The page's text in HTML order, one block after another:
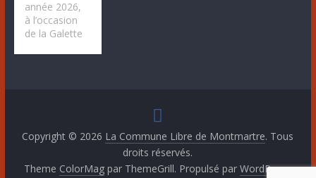
année 2026,
à l’occasion
de la Galette
Copyright © 2026 La Commune Libre de Montmartre. Tous
droits réservés.
Theme ColorMagpar ThemeGrill. Propulsé par WordPress.